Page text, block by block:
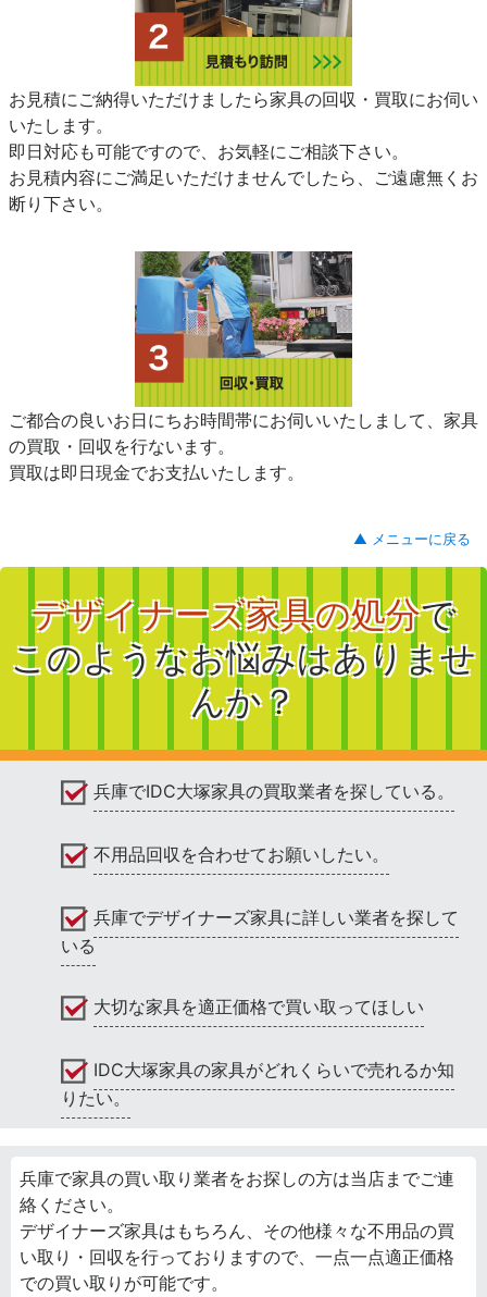
お見積にご納得いただけましたら家具の回収・買取にお伺い
いたします。
即日対応も可能ですので、お気軽にご相談下さい。
お見積内容にご満足いただけませんでしたら、ご遠慮無くお
断り下さい。
ご都合の良いお日にちお時間帯にお伺いいたしまして、家具
の買取・回収を行ないます。
買取は即日現金でお支払いたします。
▲ メニューに戻る
デザイナーズ家具の処分で
このようなお悩みはありませ
んか？
兵庫でIDC大塚家具の買取業者を探している。
不用品回収を合わせてお願いしたい。
兵庫でデザイナーズ家具に詳しい業者を探して
いる
大切な家具を適正価格で買い取ってほしい
IDC大塚家具の家具がどれくらいで売れるか知
りたい。
兵庫で家具の買い取り業者をお探しの方は当店までご連
絡ください。
デザイナーズ家具はもちろん、その他様々な不用品の買
い取り・回収を行っておりますので、一点一点適正価格
での買い取りが可能です。